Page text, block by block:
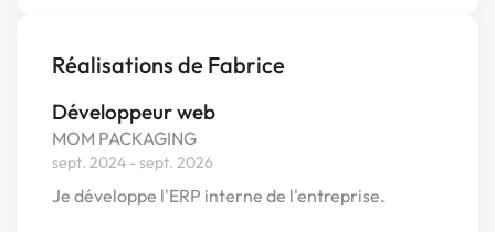
Réalisations de Fabrice
Développeur web
MOM PACKAGING
sept. 2024 - sept. 2026
Je développe l'ERP interne de l'entreprise.